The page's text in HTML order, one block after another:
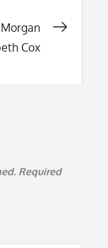
Cox
Required